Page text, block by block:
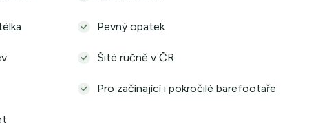
Pevný opatek
Šité ručně v ČR
Pro začínající i pokročilé barefootaře